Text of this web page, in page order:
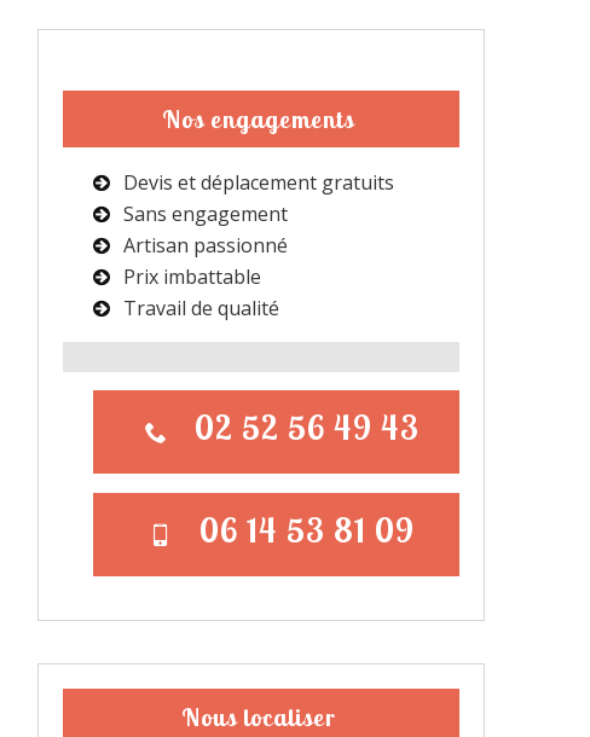
Nos engagements
Devis et déplacement gratuits
Sans engagement
Artisan passionné
Prix imbattable
Travail de qualité
02 52 56 49 43
06 14 53 81 09
Nous localiser